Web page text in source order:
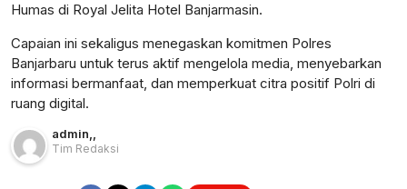
Humas di Royal Jelita Hotel Banjarmasin.
Capaian ini sekaligus menegaskan komitmen Polres
Banjarbaru untuk terus aktif mengelola media, menyebarkan
informasi bermanfaat, dan memperkuat citra positif Polri di
ruang digital.
admin,,
Tim Redaksi